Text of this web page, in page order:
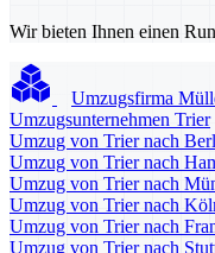
Wir bieten Ihnen einen
Umzugsfirma
Umzugsunternehmen Trier
Umzug von Trier nach
Umzug von Trier nach
Umzug von Trier nach
Umzug von Trier nach
Umzug von Trier nach
Umzug von Trier nach